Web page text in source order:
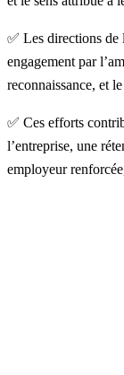
✅ Les directions de
engagement par
reconnaissance, et
✅ Ces efforts
l’entreprise, une
employeur